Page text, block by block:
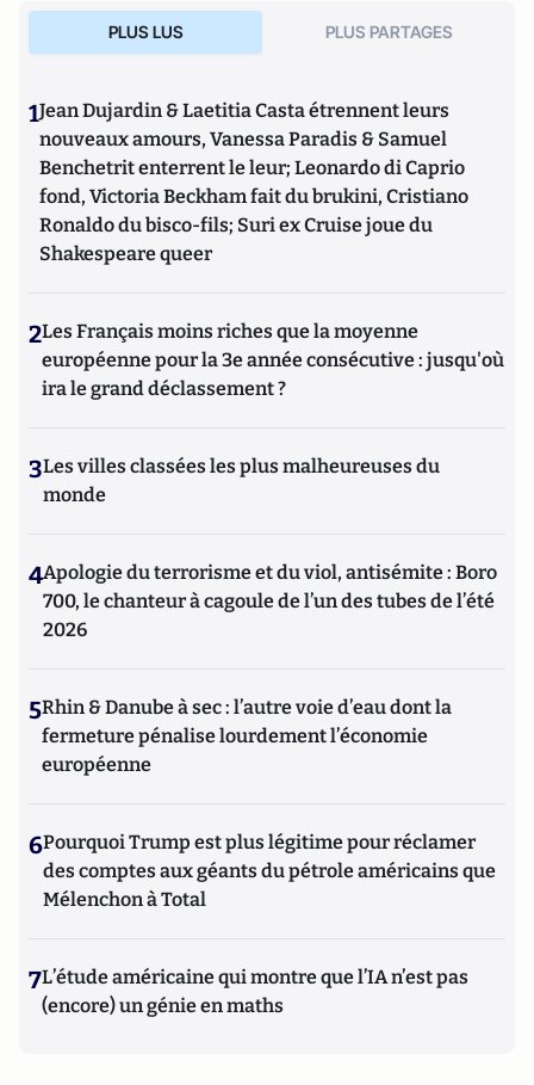
PLUS LUS PLUS PARTAGES
1Jean Dujardin & Laetitia Casta étrennent leurs
nouveaux amours, Vanessa Paradis & Samuel
Benchetrit enterrent le leur; Leonardo di Caprio
fond, Victoria Beckham fait du brukini, Cristiano
Ronaldo du bisco-fils; Suri ex Cruise joue du
Shakespeare queer
2Les Français moins riches que la moyenne
européenne pour la 3e année consécutive : jusqu'où
ira le grand déclassement ?
3Les villes classées les plus malheureuses du
monde
4Apologie du terrorisme et du viol, antisémite : Boro
700, le chanteur à cagoule de l’un des tubes de l’été
2026
5Rhin & Danube à sec : l’autre voie d’eau dont la
fermeture pénalise lourdement l’économie
européenne
6Pourquoi Trump est plus légitime pour réclamer
des comptes aux géants du pétrole américains que
Mélenchon à Total
7L’étude américaine qui montre que l’IA n’est pas
(encore) un génie en maths